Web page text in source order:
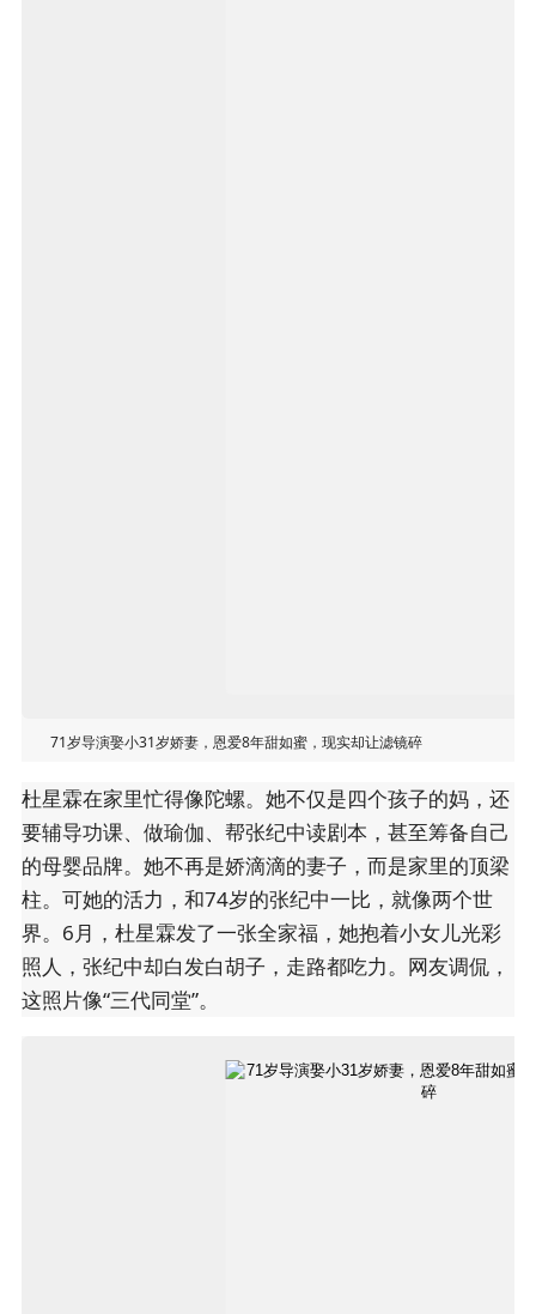
71岁导演娶小31岁娇妻，恩爱8年甜如蜜，现实却让滤镜碎
杜星霖在家里忙得像陀螺。她不仅是四个孩子的妈，还
要辅导功课、做瑜伽、帮张纪中读剧本，甚至筹备自己
的母婴品牌。她不再是娇滴滴的妻子，而是家里的顶梁
柱。可她的活力，和74岁的张纪中一比，就像两个世
界。6月，杜星霖发了一张全家福，她抱着小女儿光彩
照人，张纪中却白发白胡子，走路都吃力。网友调侃，
这照片像“三代同堂”。